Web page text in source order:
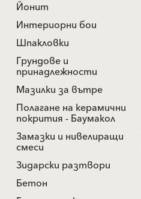
Йонит
Интериорни бои
Шпакловки
Грундове и
принадлежности
Мазилки за вътре
Полагане на керамични
покрития - Баумакол
Замазки и нивелиращи
смеси
Зидарски разтвори
Бетон